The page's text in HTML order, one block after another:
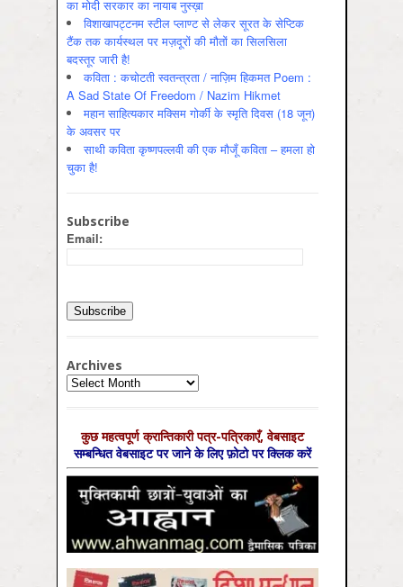
का मोदी सरकार का नायाब नुस्ख़ा
विशाखापट्टनम स्टील प्लाण्ट से लेकर सूरत के सेप्टिक
टैंक तक कार्यस्थल पर मज़दूरों की मौतों का सिलसिला
बदस्तूर जारी है!
कविता : कचोटती स्वतन्त्रता / नाज़िम हिकमत Poem :
A Sad State Of Freedom / Nazim Hikmet
महान साहित्यकार मक्सिम गोर्की के स्मृति दिवस (18 जून)
के अवसर पर
साथी कविता कृष्णपल्लवी की एक मौजूँ कविता – हमला हो
चुका है!
Subscribe
Email:
Archives
Archives
कुछ महत्‍वपूर्ण क्रान्तिकारी पत्र-पत्रिकाएँ, वेबसाइट
सम्‍बन्धित वेबसाइट पर जाने के लिए फ़ोटो पर क्लिक करें